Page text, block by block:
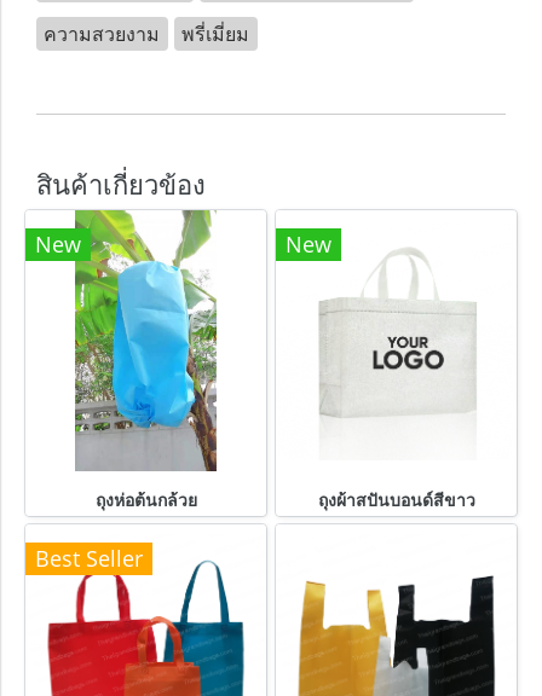
ความสวยงาม
พรี่เมี่ยม
สินค้าเกี่ยวข้อง
New
ถุงห่อต้นกล้วย
New
ถุงผ้าสปันบอนด์สีขาว
Best Seller